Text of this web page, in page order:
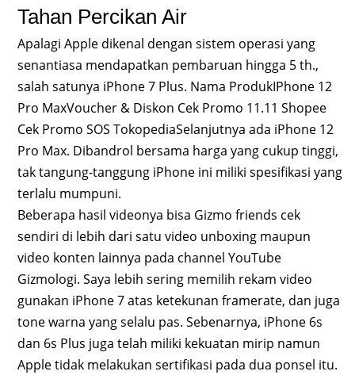
Tahan Percikan Air
Apalagi Apple dikenal dengan sistem operasi yang
senantiasa mendapatkan pembaruan hingga 5 th.,
salah satunya iPhone 7 Plus. Nama ProdukIPhone 12
Pro MaxVoucher & Diskon Cek Promo 11.11 Shopee
Cek Promo SOS TokopediaSelanjutnya ada iPhone 12
Pro Max. Dibandrol bersama harga yang cukup tinggi,
tak tangung-tanggung iPhone ini miliki spesifikasi yang
terlalu mumpuni.
Beberapa hasil videonya bisa Gizmo friends cek
sendiri di lebih dari satu video unboxing maupun
video konten lainnya pada channel YouTube
Gizmologi. Saya lebih sering memilih rekam video
gunakan iPhone 7 atas ketekunan framerate, dan juga
tone warna yang selalu pas. Sebenarnya, iPhone 6s
dan 6s Plus juga telah miliki kekuatan mirip namun
Apple tidak melakukan sertifikasi pada dua ponsel itu.